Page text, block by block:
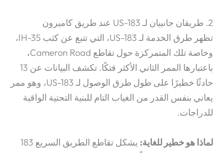
2. طريقان جانبيان لـ US-183 عند طريق كاميرون
تظهر طرق الخدمة لـ US-183، التي تتبع عن كثب IH-35،
وخاصة تلك المتمركزة حول تقاطع Cameron Road،
باعتبارها الممر الثاني الأكثر فتكًا. تكشف البيانات عن 13
حادثًا خطيرًا على طول طرق الوصول لـ US-183، وهو ممر
يعاني بنفس القدر من الغياب التام للبنية التحتية الواقية
للدراجات.
لماذا هو خطير للغاية:
يشكل تقاطع الطريق السريع 183